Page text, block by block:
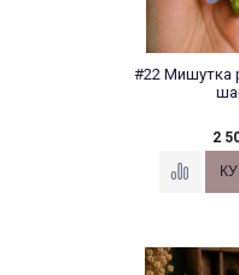
#22 Мишутка
2